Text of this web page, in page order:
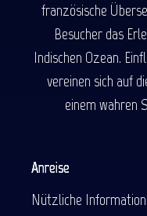
französische
Besucher das
Indischen Ozean.
vereinen sich auf
einem wahren
Anreise
Nützliche